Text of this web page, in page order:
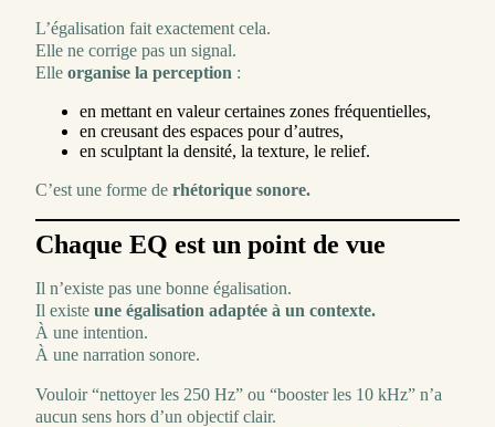
L’égalisation fait exactement cela.
Elle ne corrige pas un signal.
Elle organise la perception :
en mettant en valeur certaines zones fréquentielles,
en creusant des espaces pour d’autres,
en sculptant la densité, la texture, le relief.
C’est une forme de rhétorique sonore.
Chaque EQ est un point de vue
Il n’existe pas une bonne égalisation.
Il existe une égalisation adaptée à un contexte.
À une intention.
À une narration sonore.
Vouloir “nettoyer les 250 Hz” ou “booster les 10 kHz” n’a
aucun sens hors d’un objectif clair.